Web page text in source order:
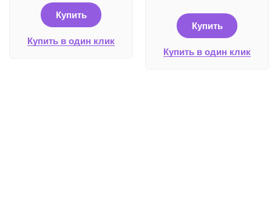
Купить
Купить в один клик
Купить
Купить в один клик